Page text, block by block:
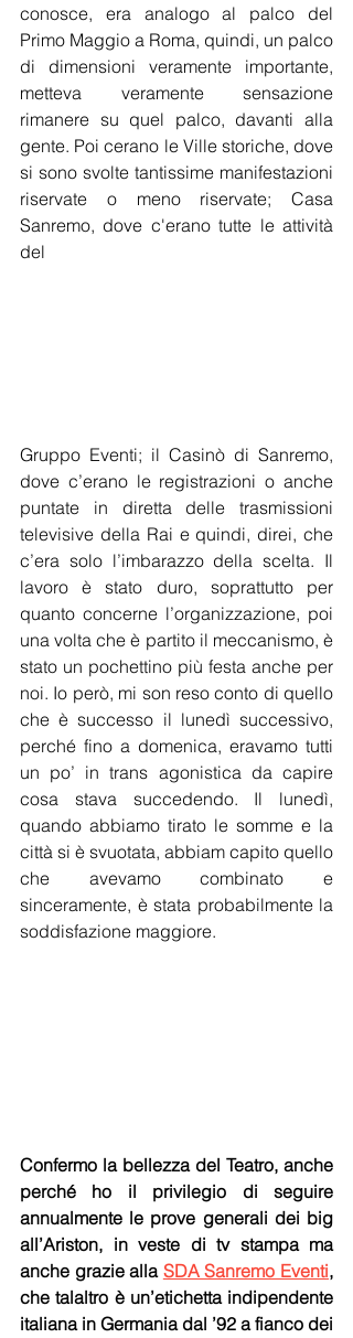
conosce, era analogo al palco del
Primo Maggio a Roma, quindi, un palco
di dimensioni veramente importante,
metteva veramente sensazione
rimanere su quel palco, davanti alla
gente. Poi cerano le Ville storiche, dove
si sono svolte tantissime manifestazioni
riservate o meno riservate; Casa
Sanremo, dove c'erano tutte le attività
del
Gruppo Eventi; il Casinò di Sanremo,
dove c’erano le registrazioni o anche
puntate in diretta delle trasmissioni
televisive della Rai e quindi, direi, che
c’era solo l’imbarazzo della scelta. Il
lavoro è stato duro, soprattutto per
quanto concerne l’organizzazione, poi
una volta che è partito il meccanismo, è
stato un pochettino più festa anche per
noi. Io però, mi son reso conto di quello
che è successo il lunedì successivo,
perché fino a domenica, eravamo tutti
un po’ in trans agonistica da capire
cosa stava succedendo. Il lunedì,
quando abbiamo tirato le somme e la
città si è svuotata, abbiam capito quello
che avevamo combinato e
sinceramente, è stata probabilmente la
soddisfazione maggiore.
Confermo la bellezza del Teatro, anche
perché ho il privilegio di seguire
annualmente le prove generali dei big
all’Ariston, in veste di tv stampa ma
anche grazie alla SDA Sanremo Eventi,
che talaltro è un’etichetta indipendente
italiana in Germania dal ’92 a fianco dei